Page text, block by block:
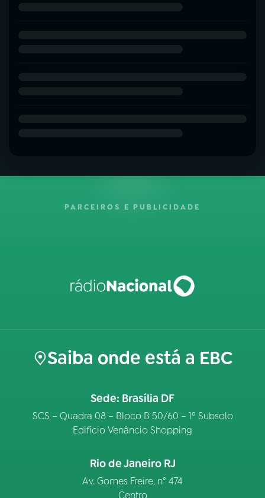
PARCEIROS E PUBLICIDADE
Saiba onde está a EBC
Sede: Brasília DF
SCS – Quadra 08 – Bloco B 50/60 – 1º Subsolo
Edifício Venâncio Shopping
Rio de Janeiro RJ
Av. Gomes Freire, n° 474
Centro